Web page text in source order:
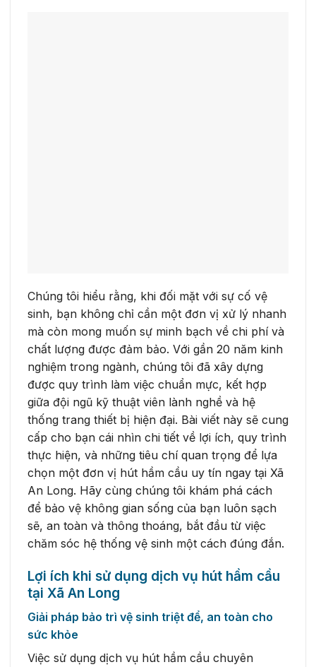
Chúng tôi hiểu rằng, khi đối mặt với sự cố vệ
sinh, bạn không chỉ cần một đơn vị xử lý nhanh
mà còn mong muốn sự minh bạch về chi phí và
chất lượng được đảm bảo. Với gần 20 năm kinh
nghiệm trong ngành, chúng tôi đã xây dựng
được quy trình làm việc chuẩn mực, kết hợp
giữa đội ngũ kỹ thuật viên lành nghề và hệ
thống trang thiết bị hiện đại. Bài viết này sẽ cung
cấp cho bạn cái nhìn chi tiết về lợi ích, quy trình
thực hiện, và những tiêu chí quan trọng để lựa
chọn một đơn vị hút hầm cầu uy tín ngay tại Xã
An Long. Hãy cùng chúng tôi khám phá cách
để bảo vệ không gian sống của bạn luôn sạch
sẽ, an toàn và thông thoáng, bắt đầu từ việc
chăm sóc hệ thống vệ sinh một cách đúng đắn.
Lợi ích khi sử dụng dịch vụ hút hầm cầu
tại Xã An Long
Giải pháp bảo trì vệ sinh triệt để, an toàn cho
sức khỏe
Việc sử dụng dịch vụ hút hầm cầu chuyên